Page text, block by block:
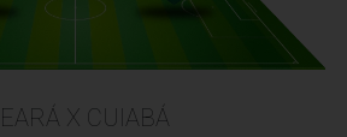
X CUIABÁ